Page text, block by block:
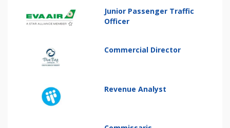
Junior Passenger Traffic
Officer
Commercial Director
Revenue Analyst